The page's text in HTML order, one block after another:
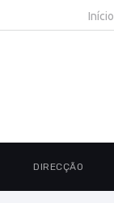
Início
DIRECÇÃO